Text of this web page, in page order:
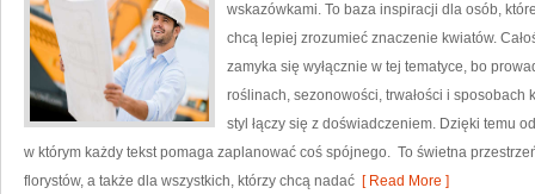
wskazówkami. To baza inspiracji dla osób,
chcą lepiej zrozumieć znaczenie kwiatów.
zamyka się wyłącznie w tej tematyce, bo
roślinach, sezonowości, trwałości i
styl łączy się z doświadczeniem. Dzięki temu
w którym każdy tekst pomaga zaplanować coś spójnego. To świetna
florystów, a także dla wszystkich, którzy chcą nadać [ Read More ]